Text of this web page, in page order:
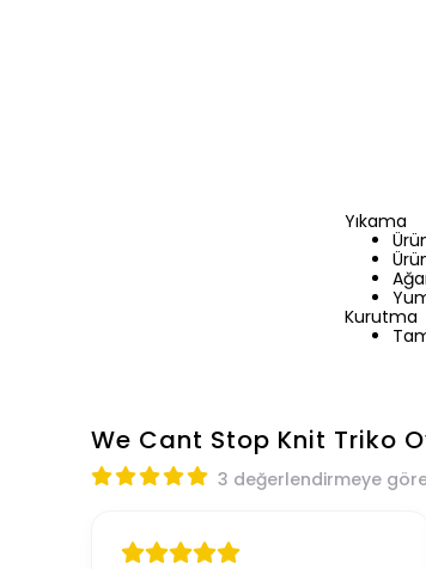
Yıkama
Kurutma
We Cant Stop Knit Triko
3 değerlendirmeye